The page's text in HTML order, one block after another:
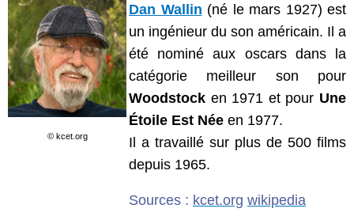
© kcet.org
Dan Wallin (né le mars 1927) est
un ingénieur du son américain. Il a
été nominé aux oscars dans la
catégorie meilleur son pour
Woodstock en 1971 et pour Une
Étoile Est Née en 1977.
Il a travaillé sur plus de 500 films
depuis 1965.
Sources : kcet.org wikipedia